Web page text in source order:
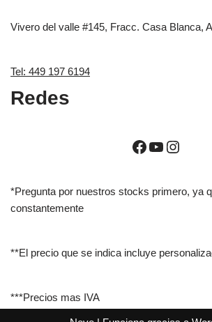
Vivero del valle #145, Fracc. Casa Blanca,
Tel: 449 197 6194
Redes
*Pregunta por nuestros stocks primero, ya
constantemente
**El precio que se indica incluye
***Precios mas IVA